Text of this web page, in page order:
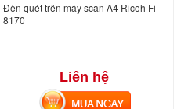
Đèn quét trên máy scan A4 Ricoh Fi-
8170
Liên hệ
MUA NGAY